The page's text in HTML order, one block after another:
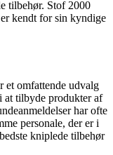
tilbehør. Stof 2000
kendt for sin kyndige
et omfattende udvalg
tilbyde produkter af
har ofte
personale, der er i
kniplede tilbehør